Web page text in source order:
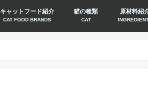
キャットフード紹介
CAT FOOD BRANDS
猫の種類
CAT
原材料紹